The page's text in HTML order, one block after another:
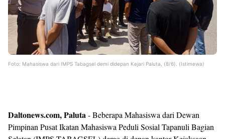
Foto: Mahasiswa dari IMPS Tabagsel demi didepan Kejari Paluta, (8/6). (Istimewa)
Daltonews.com, Paluta- Beberapa Mahasiswa dari Dewan
Pimpinan Pusat Ikatan Mahasiswa Peduli Sosial Tapanuli Bagian